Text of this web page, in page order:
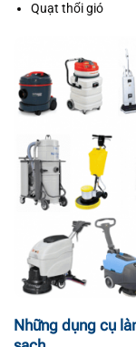
Quạt thổi gió
Những dụng cụ